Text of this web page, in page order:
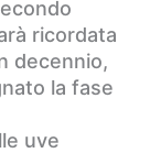
ricordata
decennio,
la fase
uve